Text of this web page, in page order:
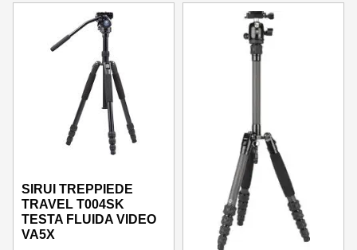
SIRUI TREPPIEDE
TRAVEL T004SK
TESTA FLUIDA VIDEO
VA5X